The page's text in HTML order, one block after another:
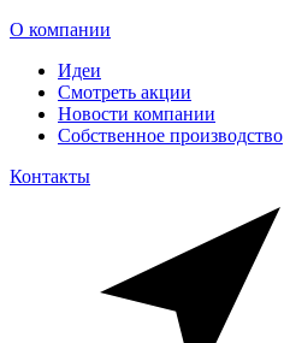
О компании
Идеи
Смотреть акции
Новости компании
Собственное производство
Контакты